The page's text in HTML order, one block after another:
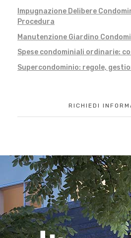
Impugnazione Delibere
Procedura
Manutenzione Giardino
Spese condominiali ordinarie:
Supercondominio: regole,
RICHIEDI